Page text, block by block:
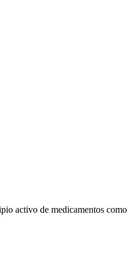
activo de medicamentos